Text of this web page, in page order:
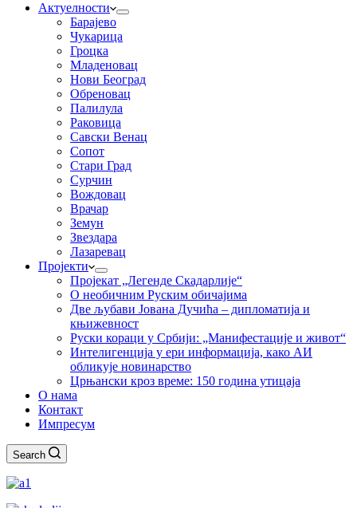
Актуелности
Барајево
Чукарица
Гроцка
Младеновац
Нови Београд
Обреновац
Палилула
Раковица
Савски Венац
Сопот
Стари Град
Сурчин
Вождовац
Врачар
Земун
Звездара
Лазаревац
Пројекти
Пројекат „Легенде Скадарлије“
О необичним Руским обичајима
Две љубави Јована Дучића – дипломатија и
књижевност
Руски кораци у Србији: „Манифестације и живот“
Интелигенција у ери информација, како АИ
обликује новинарство
Црњански кроз време: 150 година утицаја
О нама
Контакт
Импресум
Search